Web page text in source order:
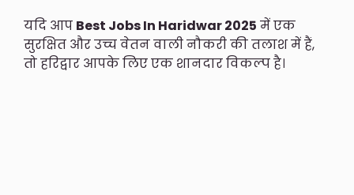
यदि आप Best Jobs In Haridwar 2025 में एक
सुरक्षित और उच्च वेतन वाली नौकरी की तलाश में हैं,
तो हरिद्वार आपके लिए एक शानदार विकल्प है।